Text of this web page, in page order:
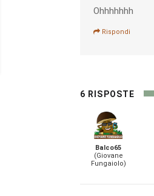
Ohhhhhhh
Rispondi
6 RISPOSTE
Balco65
(Giovane
Fungaiolo)